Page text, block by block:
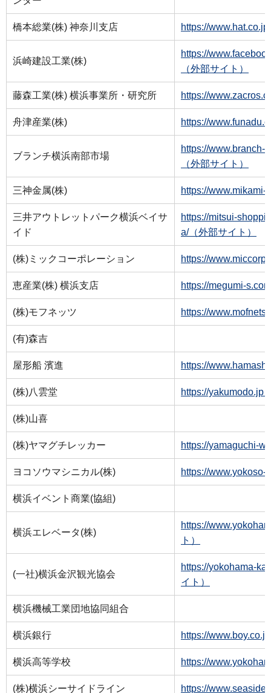
橋本総業(株) 神奈川支店 https://
浜崎建設工業(株)
https://
（外部サイト）
藤森工業(株) 横浜事業所・研究所 https://
舟津産業(株) https://
ブランチ横浜南部市場
https://www.branch-
（外部サイト）
三神金属(株) https://
三井アウトレットパーク横浜ベイサ
イド
https://mitsui-
a/（外部サイト）
(株)ミックコーポレーション https://
恵産業(株) 横浜支店 https://megumi-
(株)モフネッツ https://
(有)森吉
屋形船 濱進 https://
(株)八雲堂 https://yakumodo.jp
(株)山喜
(株)ヤマグチレッカー https://yamaguchi-
ヨコソウマシニカル(株) https://www.yokoso-
横浜イベント商業(協組)
横浜エレベータ(株)
https://
ト）
(一社)横浜金沢観光協会
https://yokohama-
イト）
横浜機械工業団地協同組合
横浜銀行 https://
横浜高等学校 https://
(株)横浜シーサイドライン https://